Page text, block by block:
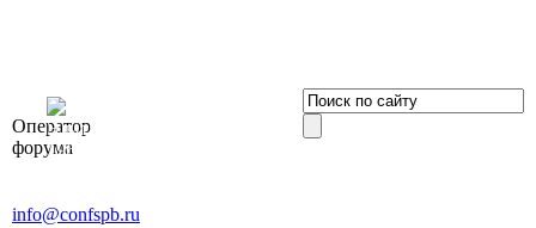
Оператор
форума
Элит»
196191, г. Санкт-Петербург,
info@confspb.ru